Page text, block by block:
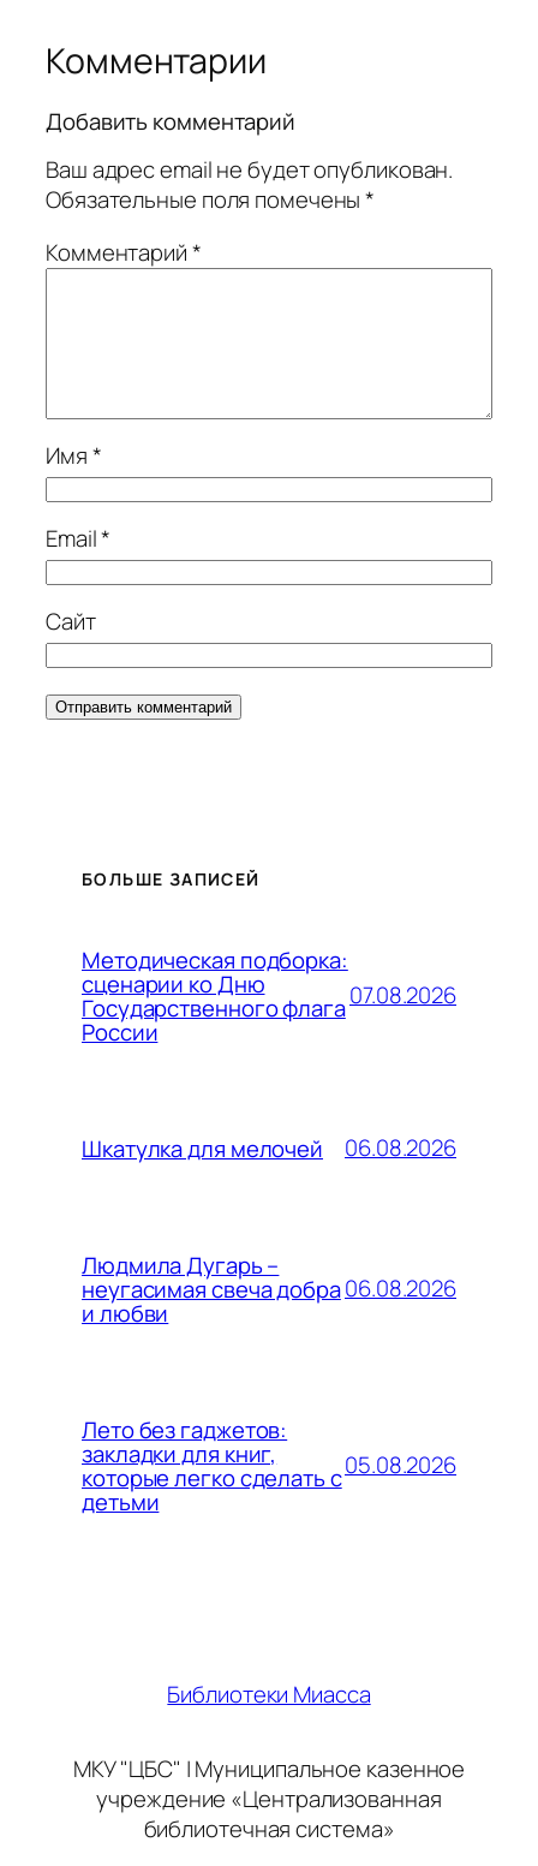
Комментарии
Добавить комментарий
Ваш адрес email не будет опубликован.
Обязательные поля помечены*
Комментарий*
Имя*
Email*
Сайт
БОЛЬШЕ ЗАПИСЕЙ
Методическая подборка:
сценарии ко Дню
Государственного флага
России
07.08.2026
Шкатулка для мелочей 06.08.2026
Людмила Дугарь –
неугасимая свеча добра
и любви
06.08.2026
Лето без гаджетов:
закладки для книг,
которые легко сделать с
детьми
05.08.2026
Библиотеки Миасса
МКУ "ЦБС" | Муниципальное казенное
учреждение «Централизованная
библиотечная система»